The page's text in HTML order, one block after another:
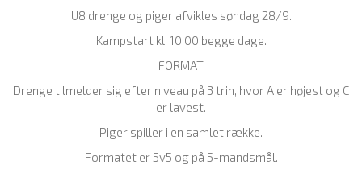
U8 drenge og piger afvikles søndag 28/9.
Kampstart kl. 10.00 begge dage.
FORMAT
Drenge tilmelder sig efter niveau på 3 trin, hvor A er højest og C
er lavest.
Piger spiller i en samlet række.
Formatet er 5v5 og på 5-mandsmål.